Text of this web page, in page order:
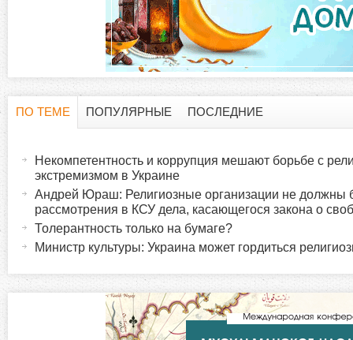
ПО ТЕМЕ
я
ПОПУЛЯРНЫЕ ПОСЛЕДНИЕ
Некомпетентность и коррупция мешают борьбе с
экстремизмом в Украине
Андрей Юраш: Религиозные организации не должны
рассмотрения в КСУ дела, касающегося закона о
Толерантность только на бумаге?
Министр культуры: Украина может гордиться